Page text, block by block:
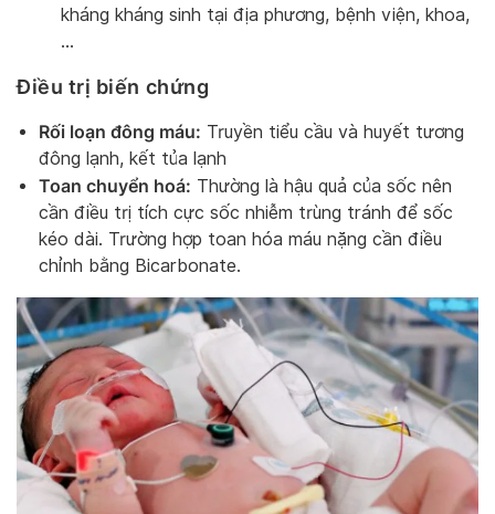
kháng kháng sinh tại địa phương, bệnh viện, khoa,
…
Điều trị biến chứng
Rối loạn đông máu: Truyền tiểu cầu và huyết tương
đông lạnh, kết tủa lạnh
Toan chuyển hoá: Thường là hậu quả của sốc nên
cần điều trị tích cực sốc nhiễm trùng tránh để sốc
kéo dài. Trường hợp toan hóa máu nặng cần điều
chỉnh bằng Bicarbonate.